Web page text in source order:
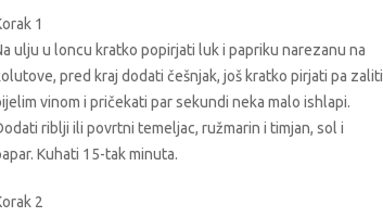
1
ulju u loncu kratko popirjati luk i papriku narezanu na
pred kraj dodati češnjak, još kratko pirjati pa zaliti
vinom i pričekati par sekundi neka malo ishlapi.
riblji ili povrtni temeljac, ružmarin i timjan, sol i
Kuhati 15-tak minuta.
2